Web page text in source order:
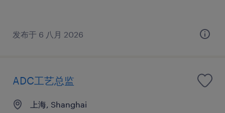
发布于 6 八月 2026
ADC工艺总监
上海, Shanghai